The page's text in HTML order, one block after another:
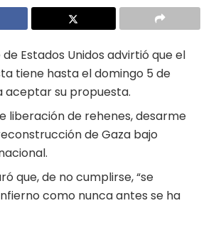
Estados Unidos advirtió que el
tiene hasta el domingo 5 de
su propuesta.
liberación de rehenes, desarme
de Gaza bajo
que, de no cumplirse, “se
como nunca antes se ha